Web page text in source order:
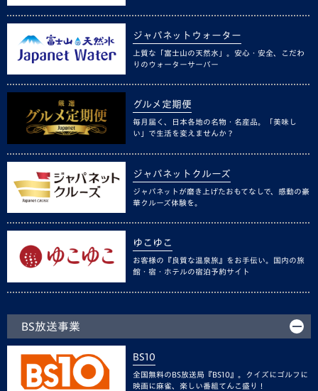
ジャパネットウォーター
上質な「富士山の天然水」。安心・安全、こだわ
りのウォーターサーバー
グルメ定期便
毎月届く、日本各地の名物・名産品。「美味し
い」で生活を変えませんか？
ジャパネットクルーズ
ジャパネットが磨き上げたおもてなしで、感動の豪
華クルーズ体験を。
ゆこゆこ
お客様の『良質な温泉旅』をお手伝い。国内の旅
館・宿・ホテルの宿泊予約サイト
BS放送事業
BS10
全国無料のBS放送局『BS10』。クイズにゴルフに
映画に麻雀、楽しい番組てんこ盛り！